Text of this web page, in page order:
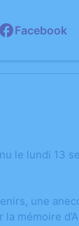
Facebook
le lundi 13
une
mémoire